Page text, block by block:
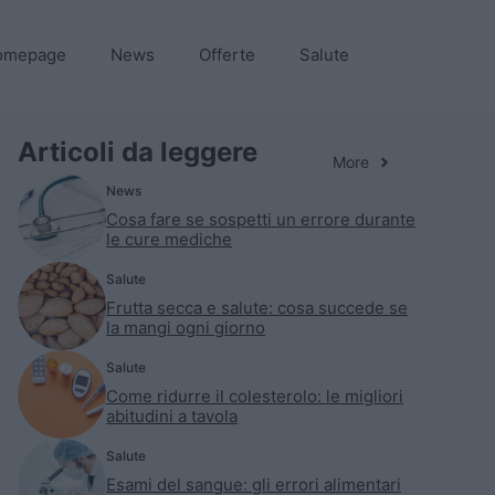
News Offerte Salute
Articoli da leggere More
News
Cosa fare se sospetti un errore durante
le cure mediche
Salute
Frutta secca e salute: cosa succede se
la mangi ogni giorno
Salute
Come ridurre il colesterolo: le migliori
abitudini a tavola
Salute
Esami del sangue: gli errori alimentari